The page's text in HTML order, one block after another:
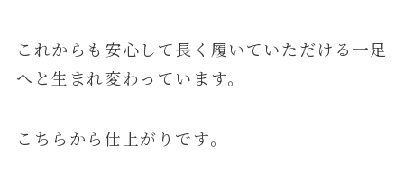
これからも安心して長く履いていただける一足
へと生まれ変わっています。
こちらから仕上がりです。